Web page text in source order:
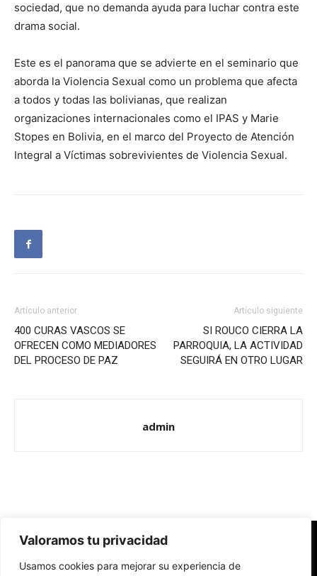
Valoramos tu privacidad
Usamos cookies para mejorar su experiencia de
sociedad, que no demanda ayuda para luchar contra este
drama social.
Este es el panorama que se advierte en el seminario que
aborda la Violencia Sexual como un problema que afecta
a todos y todas las bolivianas, que realizan
organizaciones internacionales como el IPAS y Marie
Stopes en Bolivia, en el marco del Proyecto de Atención
Integral a Víctimas sobrevivientes de Violencia Sexual.
Artículo anterior
400 CURAS VASCOS SE
OFRECEN COMO MEDIADORES
DEL PROCESO DE PAZ
Artículo siguiente
SI ROUCO CIERRA LA
PARROQUIA, LA ACTIVIDAD
SEGUIRÁ EN OTRO LUGAR
admin
Redes Cristianas
Una mirada alternativa sobre la Iglesia católica y la sociedad